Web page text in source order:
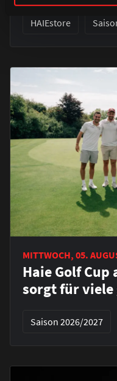
HAIEstore
MITTWOCH, 05.
Haie Golf Cup
sorgt für viele
Saison 2026/2027